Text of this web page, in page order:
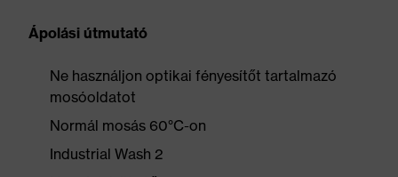
Ápolási útmutató
Ne használjon optikai fényesítőt tartalmazó
mosóoldatot
Normál mosás 60°C-on
Industrial Wash 2